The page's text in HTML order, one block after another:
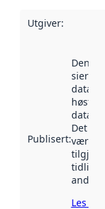
Utgiver:
Publisert:
Denne
sier når
høstet
Det kan
vært
tidligere
andre
Les